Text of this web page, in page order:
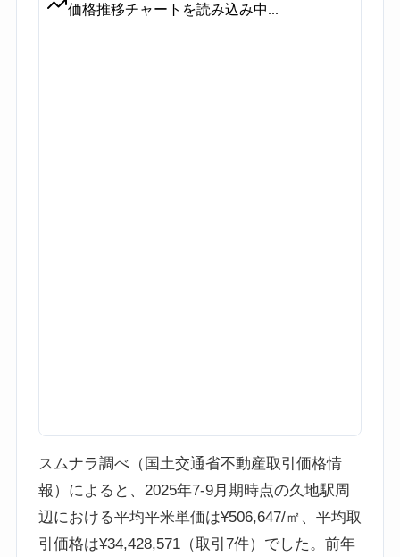
スムナラ調べ（国土交通省不動産取引価格情
報）によると、2025年7-9月期時点の久地駅周
辺における平均平米単価は¥506,647/㎡、平均取
引価格は¥34,428,571（取引7件）でした。前年